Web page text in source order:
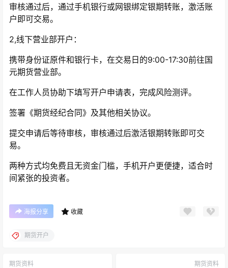
审核通过后，通过手机银行或网银绑定银期转账，激活账
户即可交易。
2,线下营业部开户：
携带身份证原件和银行卡，在交易日的9:00-17:30前往国
元期货营业部。
在工作人员协助下填写开户申请表，完成风险测评。
签署《期货经纪合同》及其他相关协议。
提交申请后等待审核，审核通过后激活银期转账即可交
易。
两种方式均免费且无资金门槛，手机开户更便捷，适合时
间紧张的投资者。
海报分享 收藏
期货开户
期货资料 期货资料